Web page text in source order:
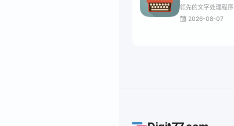
领先的文字处理程序
2026-08-07